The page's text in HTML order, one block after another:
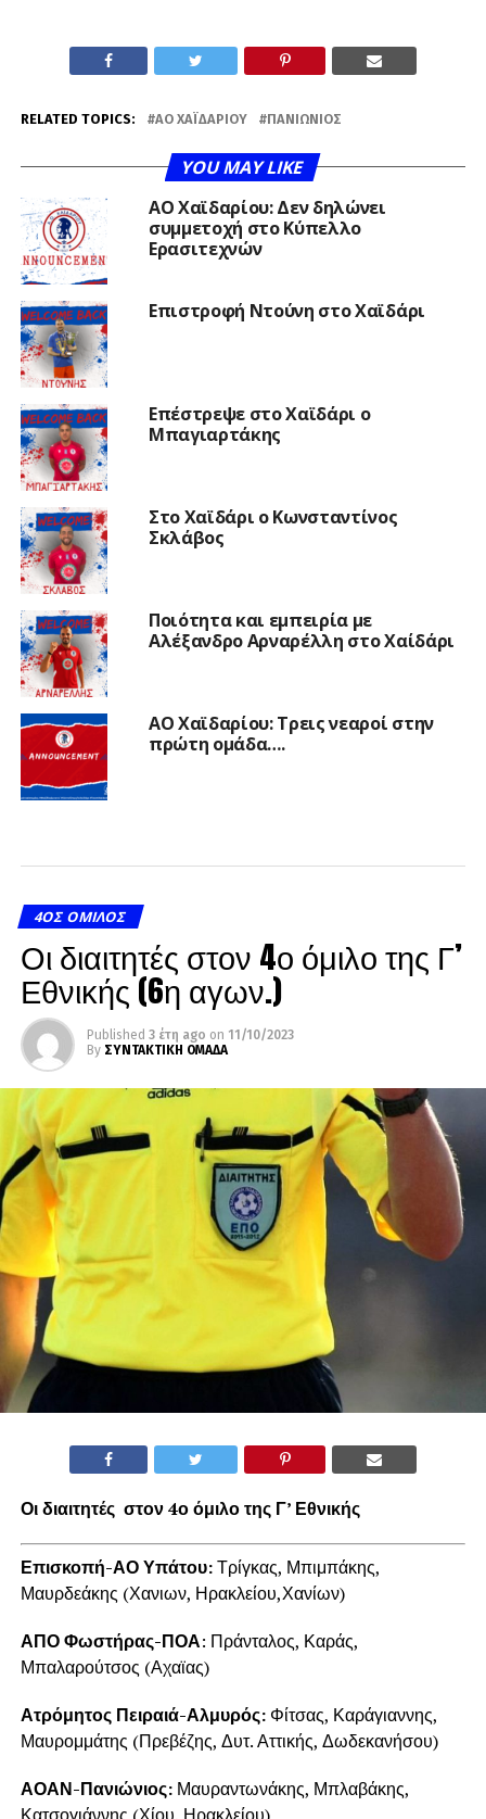
RELATED TOPICS: ΑΟ ΧΑΪΔΑΡΙΟΥ ΠΑΝΙΏΝΙΟΣ
YOU MAY LIKE
ΑΟ Χαϊδαρίου: Δεν δηλώνει
συμμετοχή στο Κύπελλο
Ερασιτεχνών
Επιστροφή Ντούνη στο Χαϊδάρι
Επέστρεψε στο Χαϊδάρι ο
Μπαγιαρτάκης
Στο Χαϊδάρι ο Κωνσταντίνος
Σκλάβος
Ποιότητα και εμπειρία με
Αλέξανδρο Αρναρέλλη στο Χαίδάρι
ΑΟ Χαϊδαρίου: Τρεις νεαροί στην
πρώτη ομάδα….
4ΟΣ ΌΜΙΛΟΣ
Οι διαιτητές στον 4ο όμιλο της Γ’
Εθνικής (6η αγων.)
Published 3 έτη ago on 11/10/2023
By ΣΥΝΤΑΚΤΙΚΗ ΟΜΑΔΑ
Οι διαιτητές στον 4ο όμιλο της Γ’ Εθνικής
Επισκοπή-ΑΟ Υπάτου:Τρίγκας, Μπιμπάκης,
Μαυρδεάκης (Χανιων, Ηρακλείου,Χανίων)
ΑΠΟ Φωστήρας-ΠΟΑ: Πράνταλος, Καράς,
Μπαλαρούτσος (Αχαϊας)
Ατρόμητος Πειραιά-Αλμυρός:Φίτσας, Καράγιαννης,
Μαυρομμάτης (Πρεβέζης, Δυτ. Αττικής, Δωδεκανήσου)
ΑΟΑΝ-Πανιώνιος:Μαυραντωνάκης, Μπλαβάκης,